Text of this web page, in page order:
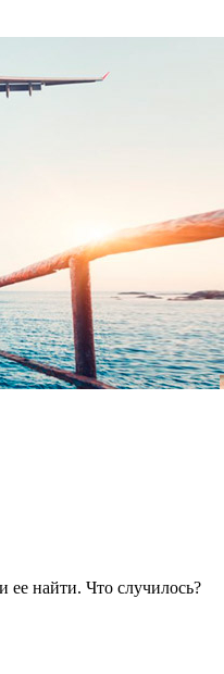
ее найти. Что случилось?